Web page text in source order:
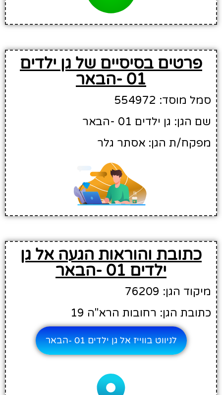
פרטים בסיסיים של גן ילדים
01 -הבאר
סמל מוסד: 554972
שם הגן: גן ילדים 01 -הבאר
מפקח/ת הגן: אסתר גלר
כתובת והוראות הגעה אל גן
ילדים 01 -הבאר
מיקוד הגן: 76209
כתובת הגן: רחובות הרא"ה 19
לניווט בווייז אל גן ילדים 01 -הבאר